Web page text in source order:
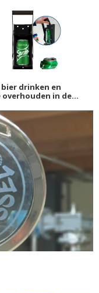
bier drinken en
in de